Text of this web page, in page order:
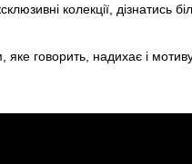
колекції, дізнатись
говорить, надихає і